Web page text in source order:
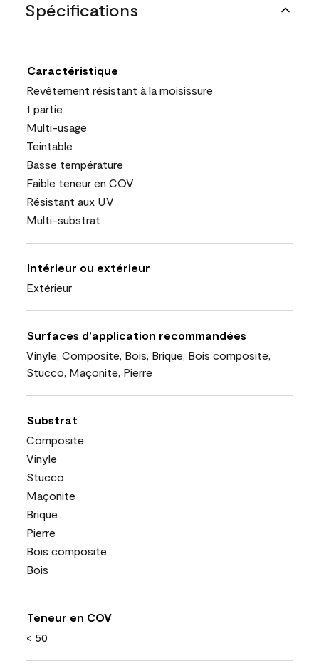
Spécifications
Caractéristique
Revêtement résistant à la moisissure
1 partie
Multi-usage
Teintable
Basse température
Faible teneur en COV
Résistant aux UV
Multi-substrat
Intérieur ou extérieur
Extérieur
Surfaces d’application recommandées
Vinyle, Composite, Bois, Brique, Bois composite,
Stucco, Maçonite, Pierre
Substrat
Composite
Vinyle
Stucco
Maçonite
Brique
Pierre
Bois composite
Bois
Teneur en COV
< 50